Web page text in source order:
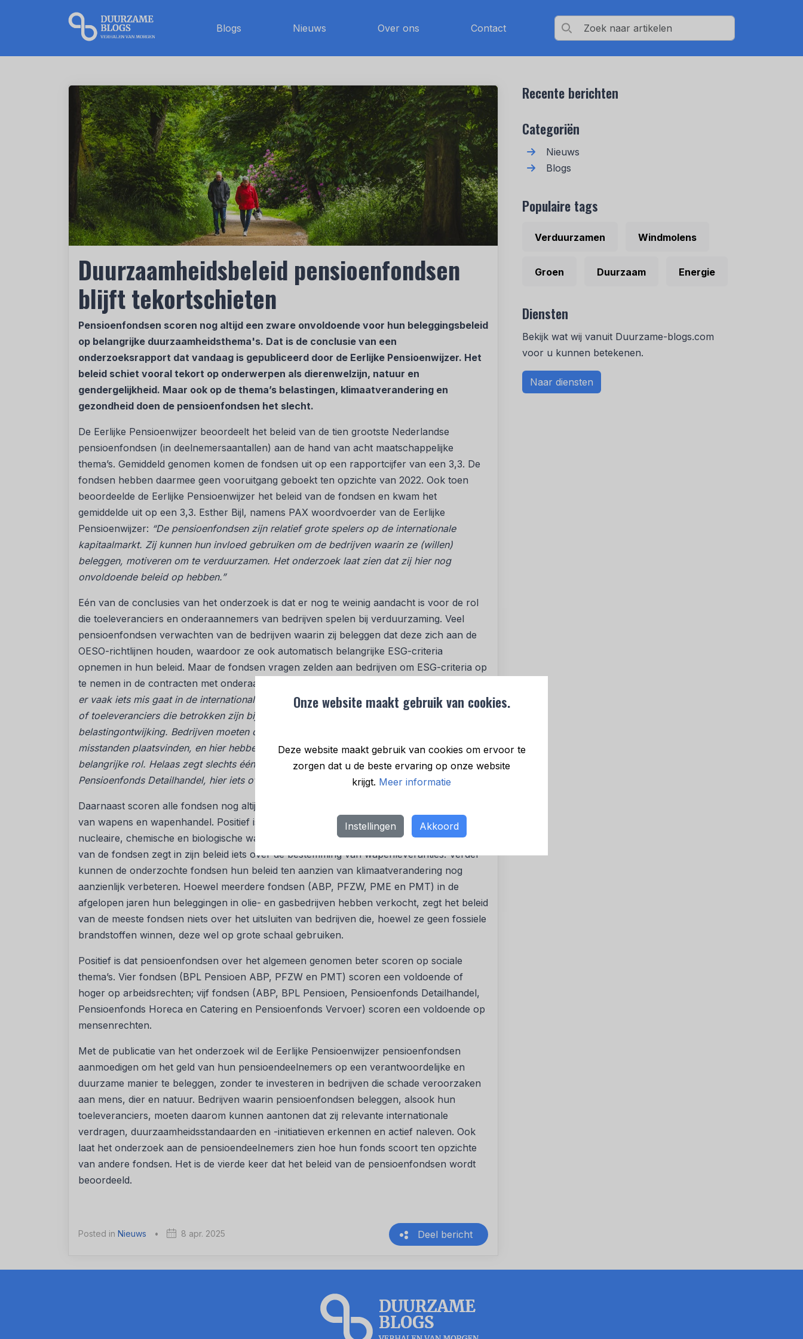
Onze website maakt gebruik van cookies.
Deze website maakt gebruik van cookies om ervoor te
zorgen dat u de beste ervaring op onze website
krijgt. Meer informatie
Instellingen Akkoord
Blogs Nieuws Over ons Contact
Duurzaamheidsbeleid pensioenfondsen
blijft tekortschieten
Pensioenfondsen scoren nog altijd een zware onvoldoende voor hun beleggingsbeleid
op belangrijke duurzaamheidsthema's. Dat is de conclusie van een
onderzoeksrapport dat vandaag is gepubliceerd door de Eerlijke Pensioenwijzer. Het
beleid schiet vooral tekort op onderwerpen als dierenwelzijn, natuur en
gendergelijkheid. Maar ook op de thema’s belastingen, klimaatverandering en
gezondheid doen de pensioenfondsen het slecht.
De Eerlijke Pensioenwijzer beoordeelt het beleid van de tien grootste Nederlandse
pensioenfondsen (in deelnemersaantallen) aan de hand van acht maatschappelijke
thema’s. Gemiddeld genomen komen de fondsen uit op een rapportcijfer van een 3,3. De
fondsen hebben daarmee geen vooruitgang geboekt ten opzichte van 2022. Ook toen
beoordeelde de Eerlijke Pensioenwijzer het beleid van de fondsen en kwam het
gemiddelde uit op een 3,3. Esther Bijl, namens PAX woordvoerder van de Eerlijke
Pensioenwijzer: “De pensioenfondsen zijn relatief grote spelers op de internationale
kapitaalmarkt. Zij kunnen hun invloed gebruiken om de bedrijven waarin ze (willen)
beleggen, motiveren om te verduurzamen. Het onderzoek laat zien dat zij hier nog
onvoldoende beleid op hebben.”
Eén van de conclusies van het onderzoek is dat er nog te weinig aandacht is voor de rol
die toeleveranciers en onderaannemers van bedrijven spelen bij verduurzaming. Veel
pensioenfondsen verwachten van de bedrijven waarin zij beleggen dat deze zich aan de
OESO-richtlijnen houden, waardoor ze ook automatisch belangrijke ESG-criteria
opnemen in hun beleid. Maar de fondsen vragen zelden aan bedrijven om ESG-criteria op
te nemen in de contracten met onderaannemers en/of toeleveranciers. Bijl:
er vaak iets mis gaat in de internationale waardeketen. Denk hierbij aan onderaannemers
of toeleveranciers die betrokken zijn bij ontbossing, mensenrechtenschendingen of
belastingontwijking. Bedrijven moeten controleren of er in de waardeketen geen
misstanden plaatsvinden, en hier hebben de investeerders in deze bedrijven ook een
belangrijke rol. Helaas zegt slechts één van de onderzochte pensioenfondsen,
Pensioenfonds Detailhandel, hier iets over in zijn beleid.”
Daarnaast scoren alle fondsen nog altijd een onvoldoende voor hun beleid ten aanzien
van wapens en wapenhandel. Positief is dat alle fondsen controversiële wapens (zoals
nucleaire, chemische en biologische wapens of clustermunitie) uitsluiten. Echter, geen
van de fondsen zegt in zijn beleid iets over de bestemming van wapenleveranties. Verder
kunnen de onderzochte fondsen hun beleid ten aanzien van klimaatverandering nog
aanzienlijk verbeteren. Hoewel meerdere fondsen (ABP, PFZW, PME en PMT) in de
afgelopen jaren hun beleggingen in olie- en gasbedrijven hebben verkocht, zegt het beleid
van de meeste fondsen niets over het uitsluiten van bedrijven die, hoewel ze geen fossiele
brandstoffen winnen, deze wel op grote schaal gebruiken.
Positief is dat pensioenfondsen over het algemeen genomen beter scoren op sociale
thema’s. Vier fondsen (BPL Pensioen ABP, PFZW en PMT) scoren een voldoende of
hoger op arbeidsrechten; vijf fondsen (ABP, BPL Pensioen, Pensioenfonds Detailhandel,
Pensioenfonds Horeca en Catering en Pensioenfonds Vervoer) scoren een voldoende op
mensenrechten.
Met de publicatie van het onderzoek wil de Eerlijke Pensioenwijzer pensioenfondsen
aanmoedigen om het geld van hun pensioendeelnemers op een verantwoordelijke en
duurzame manier te beleggen, zonder te investeren in bedrijven die schade veroorzaken
aan mens, dier en natuur. Bedrijven waarin pensioenfondsen beleggen, alsook hun
toeleveranciers, moeten daarom kunnen aantonen dat zij relevante internationale
verdragen, duurzaamheidsstandaarden en -initiatieven erkennen en actief naleven. Ook
laat het onderzoek aan de pensioendeelnemers zien hoe hun fonds scoort ten opzichte
van andere fondsen. Het is de vierde keer dat het beleid van de pensioenfondsen wordt
beoordeeld.
Posted in Nieuws • 8 apr. 2025 Deel bericht
Recente berichten
Categoriën
Nieuws
Blogs
Populaire tags
Verduurzamen Windmolens
Groen Duurzaam Energie
Diensten
Bekijk wat wij vanuit Duurzame-blogs.com
voor u kunnen betekenen.
Naar diensten